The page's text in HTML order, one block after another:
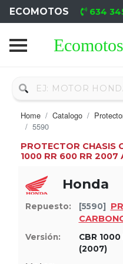
ECOMOTOS 634
Home
Usado
Neumáticos
Campa
Motores
Nuevos
Motores
Home Catalogo
5590
PROTECTOR CHASIS
1000 RR 600 RR 2007
Honda
Repuesto: [5590]
Versión:
CBR
(2007)